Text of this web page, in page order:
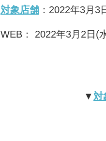
対象店舗 ：2022年3月
WEB： 2022年3月2日(
▼ 対